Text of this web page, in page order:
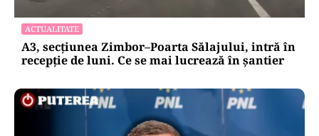
ACTUALITATE
A3, secțiunea Zimbor–Poarta Sălajului, intră în
recepție de luni. Ce se mai lucrează în șantier